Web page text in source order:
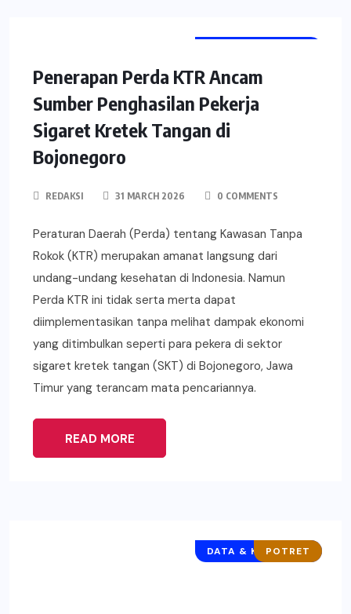
Penerapan Perda KTR Ancam
Sumber Penghasilan Pekerja
Sigaret Kretek Tangan di
Bojonegoro
REDAKSI 31 MARCH 2026 0 COMMENTS
Peraturan Daerah (Perda) tentang Kawasan Tanpa
Rokok (KTR) merupakan amanat langsung dari
undang-undang kesehatan di Indonesia. Namun
Perda KTR ini tidak serta merta dapat
diimplementasikan tanpa melihat dampak ekonomi
yang ditimbulkan seperti para pekera di sektor
sigaret kretek tangan (SKT) di Bojonegoro, Jawa
Timur yang terancam mata pencariannya.
READ MORE
DATA & KEBIJAKAN
POTRET